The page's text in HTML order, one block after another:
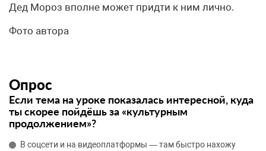
Дед Мороз вполне может придти к ним лично.
Фото автора
Опрос
Если тема на уроке показалась интересной, куда
ты скорее пойдёшь за «культурным
продолжением»?
В соцсети и на видеоплатформы — там быстро нахожу